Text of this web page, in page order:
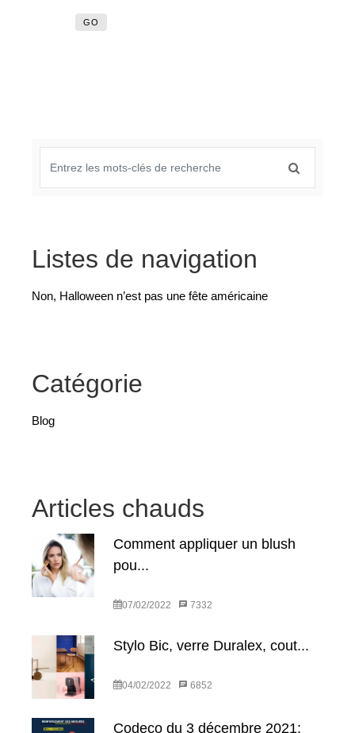
GO
Listes de navigation
Non, Halloween n’est pas une fête américaine
Catégorie
Blog
Articles chauds
Comment appliquer un blush
pou...
07/02/2022 7332
Stylo Bic, verre Duralex, cout...
04/02/2022 6852
Codeco du 3 décembre 2021: